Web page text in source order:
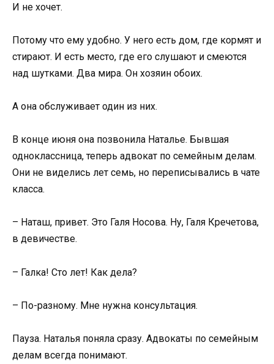
И не хочет.
Потому что ему удобно. У него есть дом, где кормят и
стирают. И есть место, где его слушают и смеются
над шутками. Два мира. Он хозяин обоих.
А она обслуживает один из них.
В конце июня она позвонила Наталье. Бывшая
одноклассница, теперь адвокат по семейным делам.
Они не виделись лет семь, но переписывались в чате
класса.
– Наташ, привет. Это Галя Носова. Ну, Галя Кречетова,
в девичестве.
– Галка! Сто лет! Как дела?
– По-разному. Мне нужна консультация.
Пауза. Наталья поняла сразу. Адвокаты по семейным
делам всегда понимают.